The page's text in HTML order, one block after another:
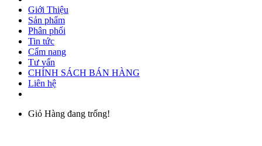
Giới Thiệu
Sản phẩm
Phân phối
Tin tức
Cẩm nang
Tư vấn
CHÍNH SÁCH BÁN HÀNG
Liên hệ
Giỏ Hàng đang trống!